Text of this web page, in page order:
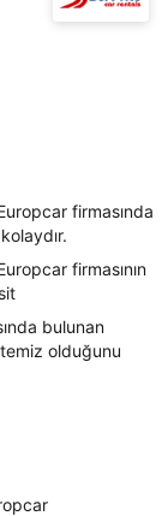
firmasında
firmasının
bulunan
temiz olduğunu